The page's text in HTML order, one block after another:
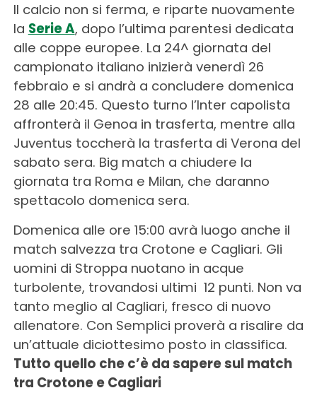
Il calcio non si ferma, e riparte nuovamente
la Serie A, dopo l’ultima parentesi dedicata
alle coppe europee. La 24^ giornata del
campionato italiano inizierà venerdì 26
febbraio e si andrà a concludere domenica
28 alle 20:45. Questo turno l’Inter capolista
affronterà il Genoa in trasferta, mentre alla
Juventus toccherà la trasferta di Verona del
sabato sera. Big match a chiudere la
giornata tra Roma e Milan, che daranno
spettacolo domenica sera.
Domenica alle ore 15:00 avrà luogo anche il
match salvezza tra Crotone e Cagliari. Gli
uomini di Stroppa nuotano in acque
turbolente, trovandosi ultimi 12 punti. Non va
tanto meglio al Cagliari, fresco di nuovo
allenatore. Con Semplici proverà a risalire da
un’attuale diciottesimo posto in classifica.
Tutto quello che c’è da sapere sul match
tra Crotone e Cagliari